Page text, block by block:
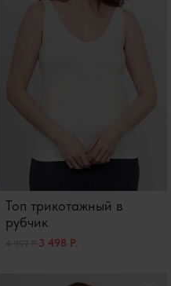
Топ трикотажный в
рубчик
3 498 Р.